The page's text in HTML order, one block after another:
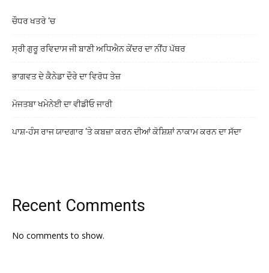
ਚੌਧਰ ਖਤਰੇ ‘ਚ
ਸ੍ਰੀ ਗੁਰੂ ਰਵਿਦਾਸ ਜੀ ਬਾਣੀ ਅਧਿਐਨ ਕੇਂਦਰ ਦਾ ਨੀਂਹ ਪੱਥਰ
ਭਾਗਵਤ ਦੇ ਕੈਨੇਡਾ ਦੌਰੇ ਦਾ ਵਿਰੋਧ ਤੇਜ਼
ਮੋਜਤਬਾ ਖਮੇਨੇਈ ਦਾ ਵੀਡੀਓ ਜਾਰੀ
ਪਾਸ਼-ਹੰਸ ਰਾਜ ਯਾਦਗਾਰ ‘ਤੇ ਕਬਜ਼ਾ ਕਰਨ ਦੀਆਂ ਕੋਸ਼ਿਸ਼ਾਂ ਨਾਕਾਮ ਕਰਨ ਦਾ ਸੱਦਾ
Recent Comments
No comments to show.